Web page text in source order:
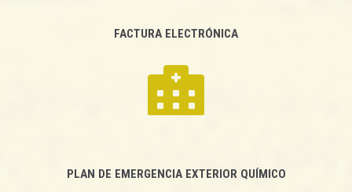
FACTURA ELECTRÓNICA
PLAN DE EMERGENCIA EXTERIOR QUÍMICO